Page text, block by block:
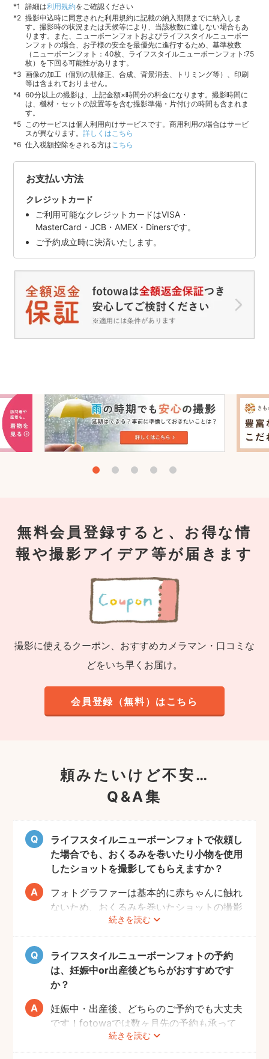
詳細は利用規約をご確認ください
撮影申込時に同意された利用規約に記載の納入期限までに納入しま
す。撮影時の状況または天候等により、当該枚数に達しない場合もあ
ります。また、ニューボーンフォトおよびライフスタイルニューボー
ンフォトの場合、お子様の安全を最優先に進行するため、基準枚数
（ニューボーンフォト：40枚、ライフスタイルニューボーンフォト:75
枚）を下回る可能性があります。
画像の加工（個別の肌修正、合成、背景消去、トリミング等）、印刷
等は含まれておりません。
60分以上の撮影は、上記金額×時間分の料金になります。撮影時間に
は、機材・セットの設置等を含む撮影準備・片付けの時間も含まれま
す。
このサービスは個人利用向けサービスです。商用利用の場合はサービ
スが異なります。詳しくはこちら
仕入税額控除をされる方はこちら
お支払い方法
クレジットカード
ご利用可能なクレジットカードはVISA・
MasterCard・JCB・AMEX・Dinersです。
ご予約成立時に決済いたします。
無料会員登録すると、お得な情
報や撮影アイデア等が届きます
撮影に使えるクーポン、おすすめカメラマン・口コミな
どをいち早くお届け。
会員登録（無料）はこちら
頼みたいけど不安…
Q&A集
ライフスタイルニューボーンフォトで依頼し
た場合でも、おくるみを巻いたり小物を使用
したショットを撮影してもらえますか？
続きを読む
フォトグラファーは基本的に赤ちゃんに触れ
ないため、おくるみを巻いたショットの撮影
は実施いたしません。また、小物について
も、基本的にフォトグラファーからのご用意
はございません。おくるみや小物を使用する
撮影をご希望の場合は、ニューボーンフォト
ジャンルのご予約をお願いします。
ライフスタイルニューボーンフォトの予約
は、妊娠中or出産後どちらがおすすめです
か？
続きを読む
妊娠中・出産後、どちらのご予約でも大丈夫
です！fotowaでは数ヶ月先の予約も承って
いるので、妊娠中にフォトグラファーを決め
て、撮影のご予約をするのがおすすめです。